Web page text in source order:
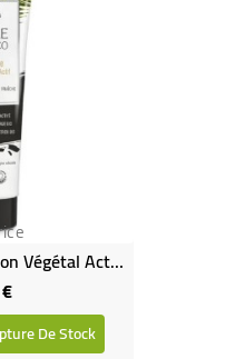
Dentifrice Au Charbon Végétal Actif Perle De Coco
Prix
De Stock